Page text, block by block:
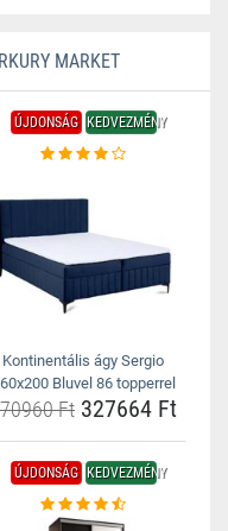
MARKET
ÚJDONSÁG KEDVEZMÉNY
Kontinentális ágy Sergio
Bluvel 86 topperrel
Ft 327664 Ft
ÚJDONSÁG KEDVEZMÉNY